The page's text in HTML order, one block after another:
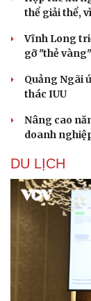
thể giải thể,
Vĩnh Long
gỡ "thẻ vàng"
Quảng Ngãi
thác IUU
Nâng cao
doanh
DU LỊCH